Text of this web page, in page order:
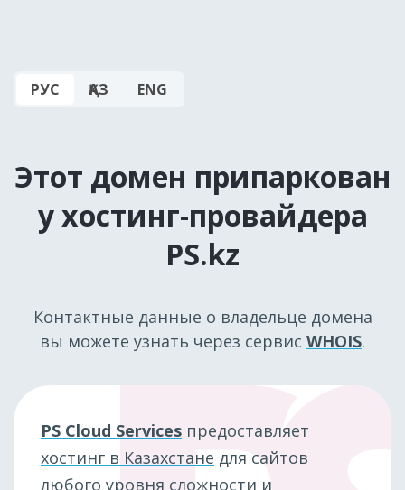
РУС ҚАЗ ENG
Этот домен припаркован
у хостинг-провайдера
PS.kz
Контактные данные о владельце домена
вы можете узнать через сервис WHOIS.
PS Cloud Services предоставляет
хостинг в Казахстане для сайтов
любого уровня сложности и